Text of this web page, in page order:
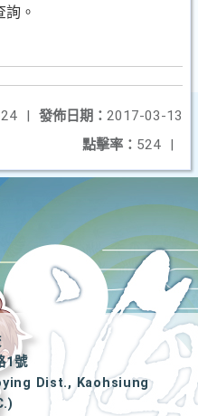
。
發佈日期： 2017-03-13
|
點擊率： 524 |
1號
Dist., Kaohsiung